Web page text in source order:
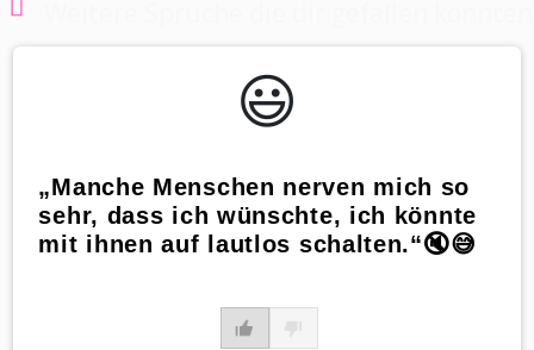
😃️
„Manche Menschen nerven mich so
sehr, dass ich wünschte, ich könnte
mit ihnen auf lautlos schalten.“🔇😅